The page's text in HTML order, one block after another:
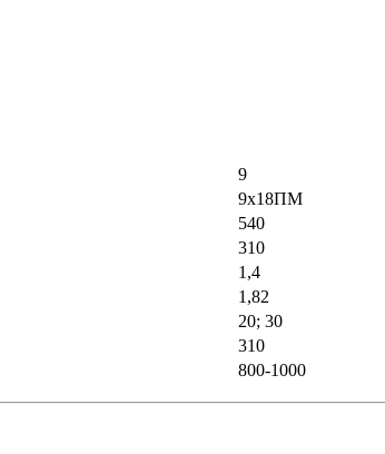
9
9x18ПМ
540
310
1,4
1,82
20; 30
310
800-1000